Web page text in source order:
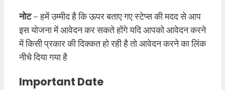
नोट– हमें उम्मीद है कि ऊपर बताए गए स्टेप्स की मदद से आप
इस योजना में आवेदन कर सकते होंगे यदि आपको आवेदन करने
में किसी प्रकार की दिक्कत हो रही है तो आवेदन करने का लिंक
नीचे दिया गया है
Important Date